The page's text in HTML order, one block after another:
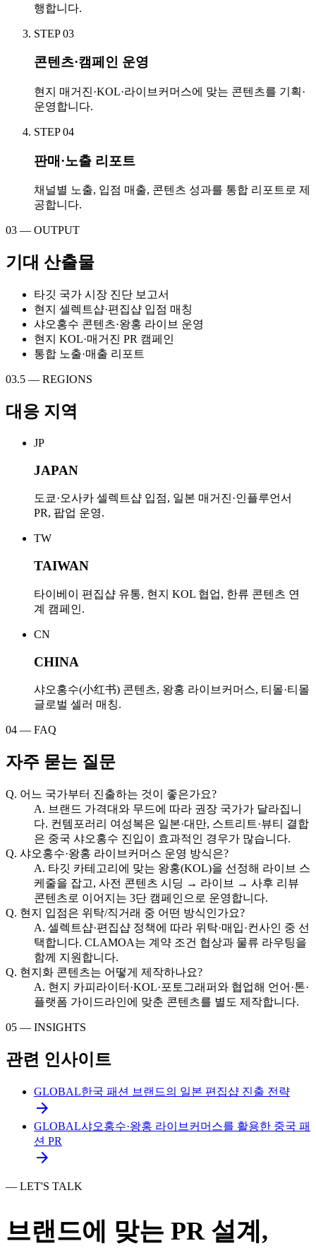
행합니다.
STEP03
콘텐츠·캠페인 운영
현지 매거진·KOL·라이브커머스에 맞는 콘텐츠를 기획·
운영합니다.
STEP04
판매·노출 리포트
채널별 노출, 입점 매출, 콘텐츠 성과를 통합 리포트로 제
공합니다.
03 — OUTPUT
기대 산출물
타깃 국가 시장 진단 보고서
현지 셀렉트샵·편집샵 입점 매칭
샤오홍수 콘텐츠·왕홍 라이브 운영
현지 KOL·매거진 PR 캠페인
통합 노출·매출 리포트
03.5 — REGIONS
대응 지역
JP
JAPAN
도쿄·오사카 셀렉트샵 입점, 일본 매거진·인플루언서
PR, 팝업 운영.
TW
TAIWAN
타이베이 편집샵 유통, 현지 KOL 협업, 한류 콘텐츠 연
계 캠페인.
CN
CHINA
샤오홍수(小红书) 콘텐츠, 왕홍 라이브커머스, 티몰·티몰
글로벌 셀러 매칭.
04 — FAQ
자주 묻는 질문
Q. 어느 국가부터 진출하는 것이 좋은가요?
A. 브랜드 가격대와 무드에 따라 권장 국가가 달라집니
다. 컨템포러리 여성복은 일본·대만, 스트리트·뷰티 결합
은 중국 샤오홍수 진입이 효과적인 경우가 많습니다.
Q. 샤오홍수·왕홍 라이브커머스 운영 방식은?
A. 타깃 카테고리에 맞는 왕홍(KOL)을 선정해 라이브 스
케줄을 잡고, 사전 콘텐츠 시딩 → 라이브 → 사후 리뷰
콘텐츠로 이어지는 3단 캠페인으로 운영합니다.
Q. 현지 입점은 위탁/직거래 중 어떤 방식인가요?
A. 셀렉트샵·편집샵 정책에 따라 위탁·매입·컨사인 중 선
택합니다. CLAMOA는 계약 조건 협상과 물류 라우팅을
함께 지원합니다.
Q. 현지화 콘텐츠는 어떻게 제작하나요?
A. 현지 카피라이터·KOL·포토그래퍼와 협업해 언어·톤·
플랫폼 가이드라인에 맞춘 콘텐츠를 별도 제작합니다.
05 — INSIGHTS
관련 인사이트
GLOBAL한국 패션 브랜드의 일본 편집샵 진출 전략
arrow_forward
GLOBAL샤오홍수·왕홍 라이브커머스를 활용한 중국 패
션 PR
arrow_forward
— LET'S TALK
브랜드에 맞는 PR 설계,